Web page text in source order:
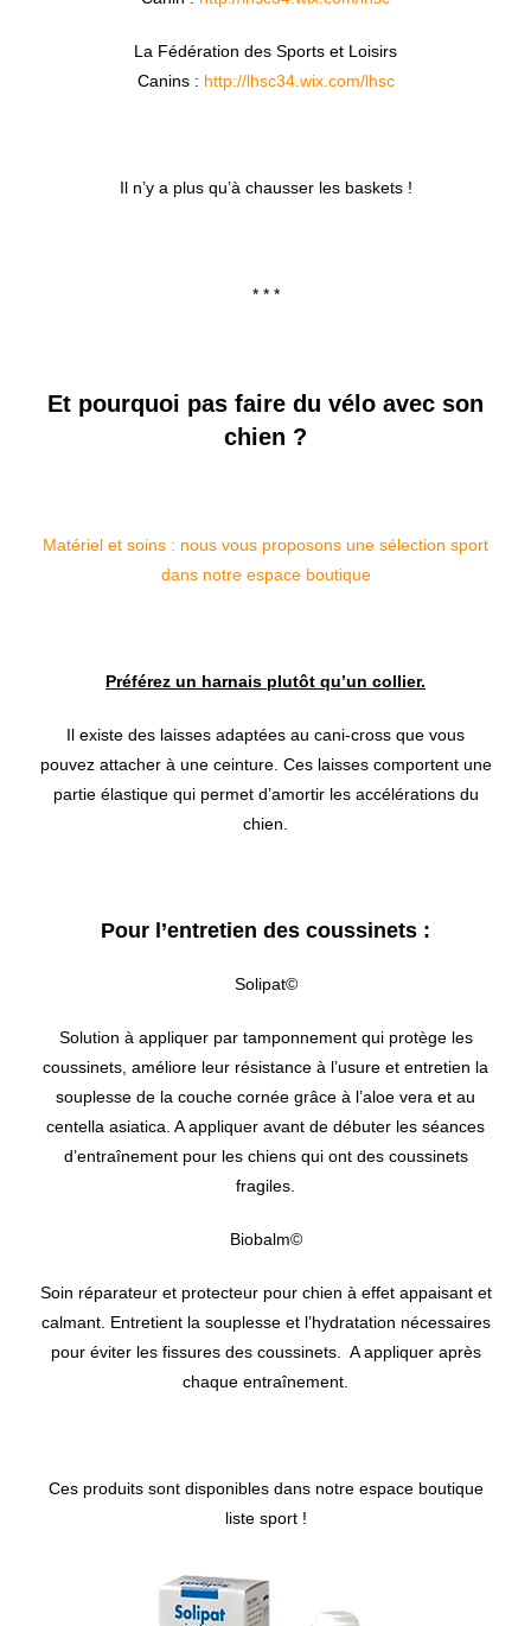
La Fédération des Sports et Loisirs
Canins : http://lhsc34.wix.com/lhsc
Il n’y a plus qu’à chausser les baskets !
* * *
Et pourquoi pas faire du vélo avec son
chien ?
Matériel et soins : nous vous proposons une sélection sport
dans notre espace boutique
Préférez un harnais plutôt qu’un collier.
Il existe des laisses adaptées au cani-cross que vous
pouvez attacher à une ceinture. Ces laisses comportent une
partie élastique qui permet d’amortir les accélérations du
chien.
Pour l’entretien des coussinets :
Solipat©
Solution à appliquer par tamponnement qui protège les
coussinets, améliore leur résistance à l’usure et entretien la
souplesse de la couche cornée grâce à l’aloe vera et au
centella asiatica. A appliquer avant de débuter les séances
d’entraînement pour les chiens qui ont des coussinets
fragiles.
Biobalm©
Soin réparateur et protecteur pour chien à effet appaisant et
calmant. Entretient la souplesse et l’hydratation nécessaires
pour éviter les fissures des coussinets. A appliquer après
chaque entraînement.
Ces produits sont disponibles dans notre espace boutique
liste sport !